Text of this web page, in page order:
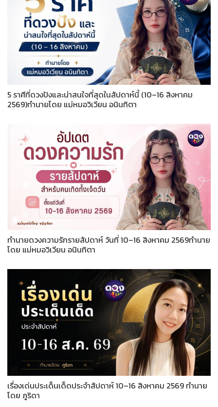
5 ราศีที่ดวงปังและน่าสนใจที่สุดในสัปดาห์นี้ (10–16 สิงหาคม
2569)ทำนายโดย แม่หมอวิเวียน อนินทิตา
ทำนายดวงความรักรายสัปดาห์ วันที่ 10–16 สิงหาคม 2569ทำนาย
โดย แม่หมอวิเวียน อนินทิตา
เรื่องเด่นประเด็นเด็ดประจำสัปดาห์ 10–16 สิงหาคม 2569 ทำนาย
โดย ภูริดา